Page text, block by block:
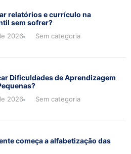
relatórios e currículo na
sem sofrer?
2026 Sem categoria
Dificuldades de Aprendizagem
2026 Sem categoria
começa a alfabetização das